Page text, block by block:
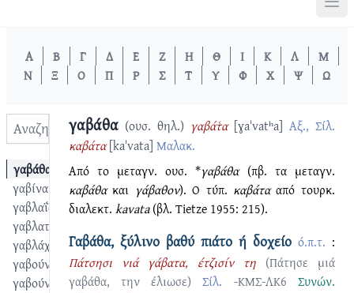
Α Β Γ Δ Ε Ζ Η Θ Ι Κ Λ
Μ
Ν
Ξ Ο Π Ρ Σ Τ Υ Φ Χ Ψ Ω
γαβάθα
γαβίνα
γαβλαΐζω
γαβλατίζω
γαβλάχος
γαβούνα
γαβούνι
γαβάθα (ουσ. θηλ.) γαβάτ͑α [ɣaˈvatʰa] Αξ., Σίλ.
καβάτα [kaˈvata] Μαλακ.
Από το μεταγν. ουσ. *γαβάθα(πβ. τα μεταγν.
καβάθακαι γάβαθον). Ο τύπ. καβάτααπό τουρκ.
διαλεκτ. kavata(βλ. Tietze 1955: 215).
Γαβάθα, ξύλινο βαθύ πιάτο ή δοχείο ό.π.τ. :
Πάτσησι νιά γάβατα, έτζισίν τη (Πάτησε μιά
γαβάθα, την έλιωσε)Σίλ. -ΚΜΣ-ΛΚ6
Συνών.